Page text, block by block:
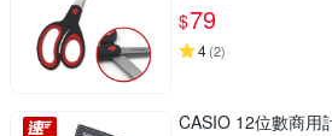
$79
4(2)
CASIO 12位數商用